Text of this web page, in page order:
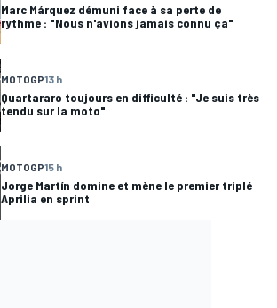
Marc Márquez démuni face à sa perte de
rythme : "Nous n'avions jamais connu ça"
MOTOGP13 h
Quartararo toujours en difficulté : "Je suis très
tendu sur la moto"
MOTOGP15 h
Jorge Martín domine et mène le premier triplé
Aprilia en sprint